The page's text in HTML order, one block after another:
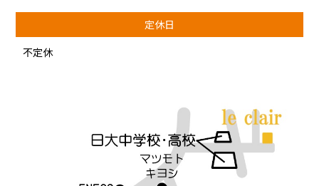
定休日
不定休